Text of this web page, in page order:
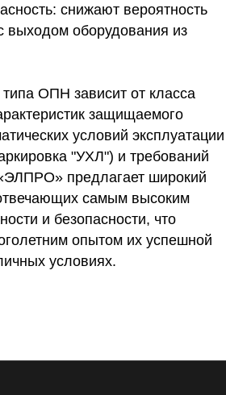
снижают вероятность
выходом оборудования из
ОПН зависит от класса
защищаемого
условий эксплуатации
"УХЛ") и требований
предлагает широкий
самым высоким
и безопасности, что
опытом их успешной
условиях.